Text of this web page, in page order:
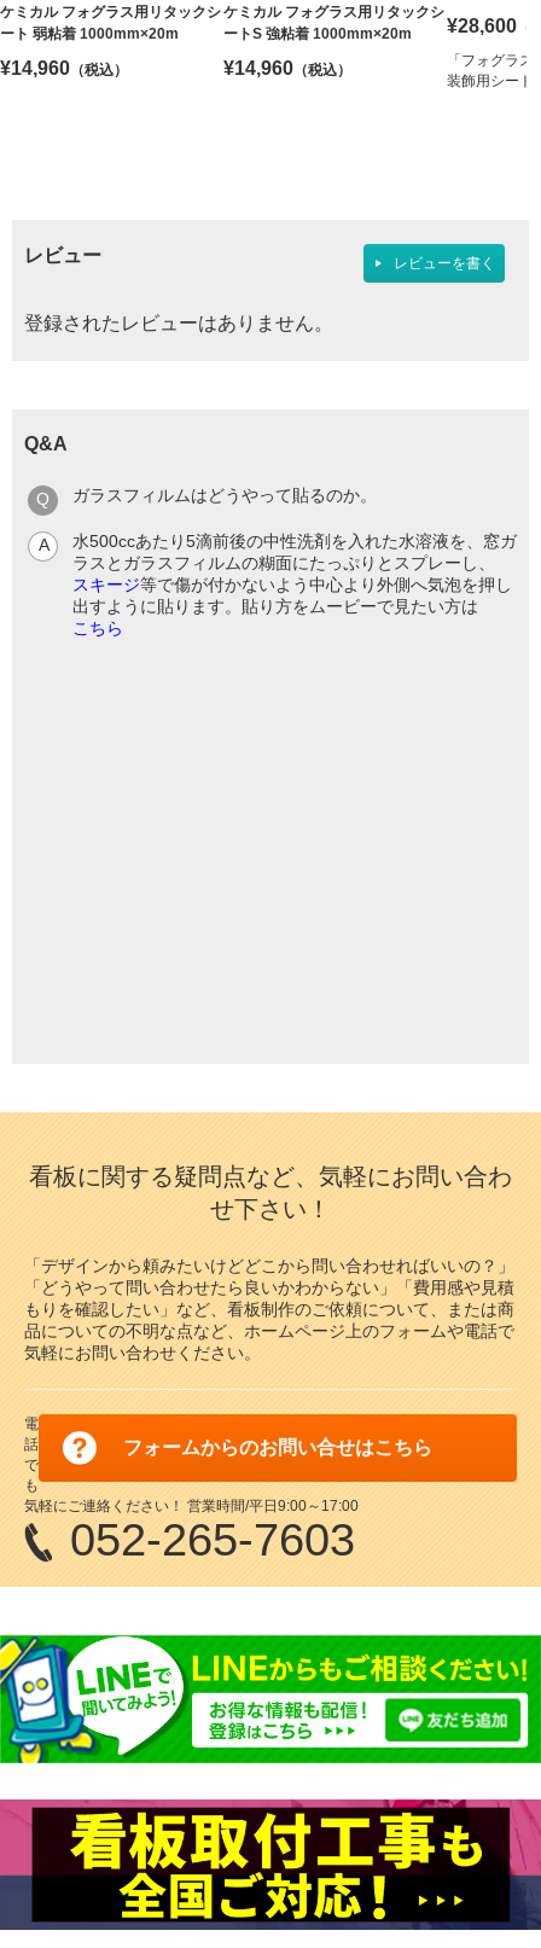
ケミカル フォグラス用リタックシ
ート 弱粘着 1000mm×20m
¥14,960 （税込）
ケミカル フォグラス用リタックシ
ートS 強粘着 1000mm×20m
¥14,960 （税込）
¥28,600 （
「フォグラ
装飾用シート
レビュー レビューを書く
登録されたレビューはありません。
Q&A
ガラスフィルムはどうやって貼るのか。
水500ccあたり5滴前後の中性洗剤を入れた水溶液を、窓ガ
ラスとガラスフィルムの糊面にたっぷりとスプレーし、
スキージ等で傷が付かないよう中心より外側へ気泡を押し
出すように貼ります。貼り方をムービーで見たい方は
こちら
看板に関する疑問点など、気軽にお問い合わ
せ下さい！
「デザインから頼みたいけどどこから問い合わせればいいの？」
「どうやって問い合わせたら良いかわからない」「費用感や見積
もりを確認したい」など、看板制作のご依頼について、または商
品についての不明な点など、ホームページ上のフォームや電話で
気軽にお問い合わせください。
フォームからのお問い合せはこちら
電
話
で
も
気軽にご連絡ください！ 営業時間/平日9:00～17:00
052-265-7603